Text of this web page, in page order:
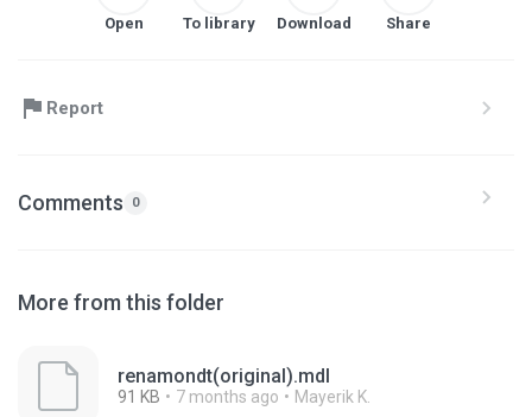
Open To library Download Share
Report
Comments 0
More from this folder
renamondt(original).mdl
91 KB 7 months ago Mayerik K.